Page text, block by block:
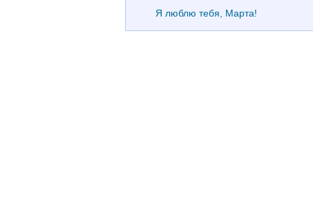
Я люблю тебя, Марта!